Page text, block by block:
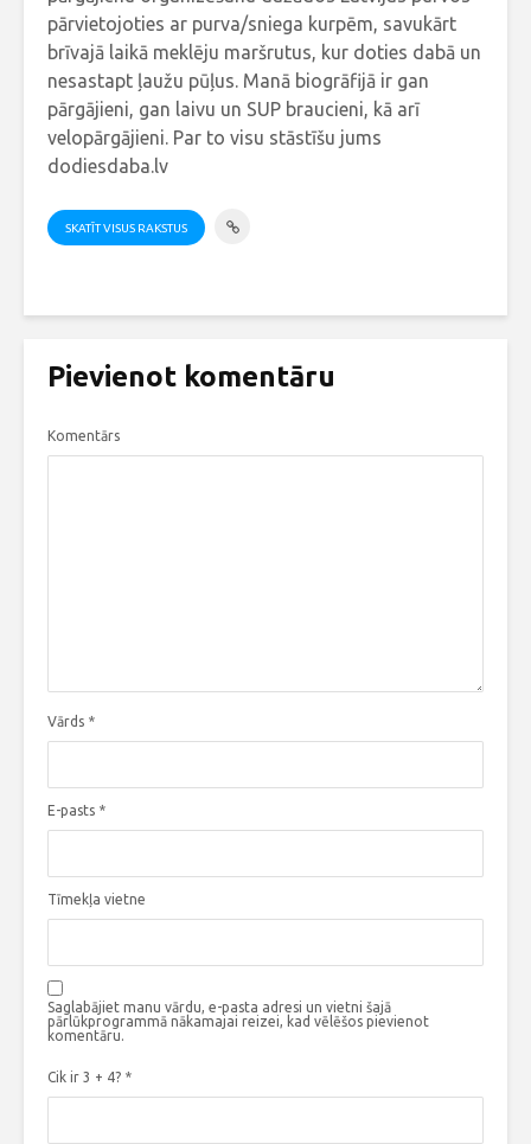
pārvietojoties ar purva/sniega kurpēm, savukārt
brīvajā laikā meklēju maršrutus, kur doties dabā un
nesastapt ļaužu pūļus. Manā biogrāfijā ir gan
pārgājieni, gan laivu un SUP braucieni, kā arī
velopārgājieni. Par to visu stāstīšu jums
dodiesdaba.lv
SKATĪT VISUS RAKSTUS
Pievienot komentāru
Komentārs
Vārds *
E-pasts *
Tīmekļa vietne
Saglabājiet manu vārdu, e-pasta adresi un vietni šajā
pārlūkprogrammā nākamajai reizei, kad vēlēšos pievienot
komentāru.
Cik ir 3 + 4? *